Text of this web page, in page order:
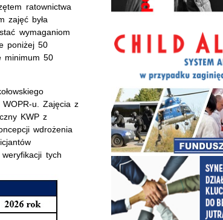
ratownictwa
zajęć była
wymaganiom
poniżej 50
minimum 50
u. Zajęcia z
KWP z
wdrożenia
tych